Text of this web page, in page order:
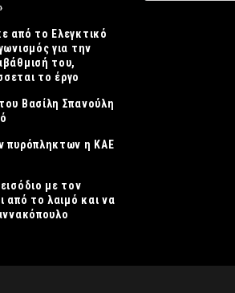
από το Ελεγκτικό
για την
του,
το έργο
Βασίλη Σπανούλη
πυρόπληκτων η ΚΑΕ
με τον
από το λαιμό και να